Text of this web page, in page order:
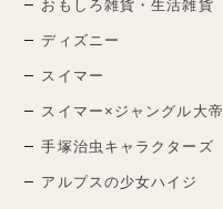
おもしろ雑貨・生活雑貨
ディズニー
スイマー
スイマー×ジャングル大帝
手塚治虫キャラクターズ
アルプスの少女ハイジ